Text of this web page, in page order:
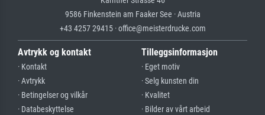
9586 Finkenstein am Faaker See · Austria
+43 4257 29415 · office@meisterdrucke.com
Avtrykk og kontakt
· Kontakt
· Avtrykk
· Betingelser og vilkår
· Databeskyttelse
Tilleggsinformasjon
· Eget motiv
· Selg kunsten din
· Kvalitet
· Bilder av vårt arbeid